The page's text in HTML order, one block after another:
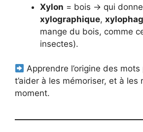
Xylon = bois → qui donne
xylographique,
mange du bois, comme
insectes).
Apprendre l’origine des
t’aider à les mémoriser, et à les
moment.